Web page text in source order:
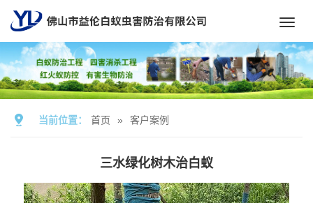
当前位置： 首页 » 客户案例
三水绿化树木治白蚁